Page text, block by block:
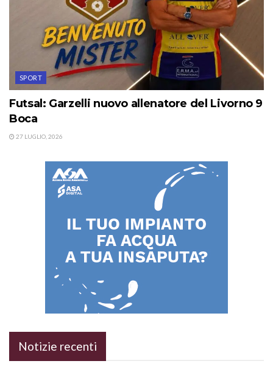
SPORT
Futsal: Garzelli nuovo allenatore del Livorno 9
Boca
27 LUGLIO, 2026
Notizie recenti